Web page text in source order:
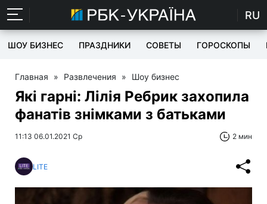
RU
ШОУ БИЗНЕС ПРАЗДНИКИ СОВЕТЫ ГОРОСКОПЫ
Главная » Развлечения » Шоу бизнес
Які гарні: Лілія Ребрик захопила
фанатів знімками з батьками
11:13 06.01.2021 Ср 2 мин
LITE